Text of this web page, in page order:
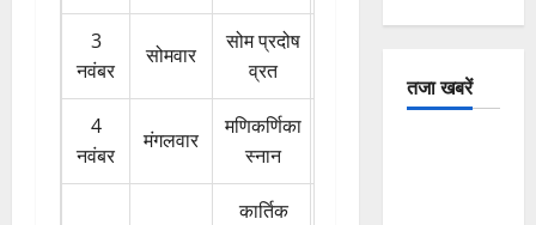
3
नवंबर
सोमवार
सोम प्रदोष
व्रत
4
नवंबर
मंगलवार
मणिकर्णिका
स्नान
कार्तिक
तजा खबरें